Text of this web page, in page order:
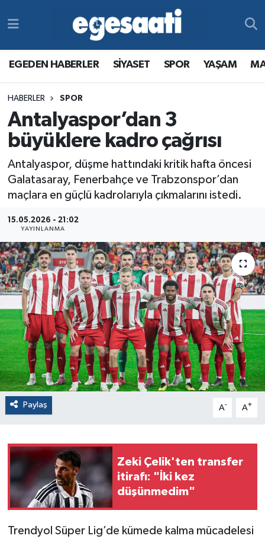
EGEDEN HABERLER SİYASET SPOR YAŞAM
HABERLER SPOR
Antalyaspor’dan 3
büyüklere kadro çağrısı
Antalyaspor, düşme hattındaki kritik hafta öncesi
Galatasaray, Fenerbahçe ve Trabzonspor’dan
maçlara en güçlü kadrolarıyla çıkmalarını istedi.
15.05.2026 - 21:02
YAYINLANMA
Paylaş A- A+
Zeki Çelik'ten transfer
itirafı: "İki kez
düşünmedim"
Trendyol Süper Lig’de kümede kalma mücadelesi
MAGAZİN
RESMİ REKLAMLAR
YAŞAM
MAGAZİN
RESMİ REKLAMLAR
Egemax TV
Tüm Manşetler
Son Dakika Haberleri
Haber Arşivi